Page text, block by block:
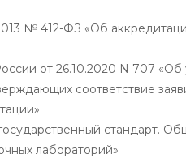
№ 412-ФЗ «Об
от 26.10.2020 N 707
соответствие
стандарт.
лабораторий»